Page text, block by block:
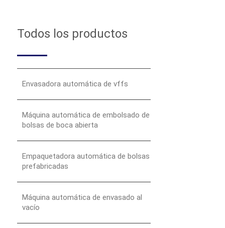
Todos los productos
Envasadora automática de vffs
Máquina automática de embolsado de
bolsas de boca abierta
Empaquetadora automática de bolsas
prefabricadas
Máquina automática de envasado al
vacío